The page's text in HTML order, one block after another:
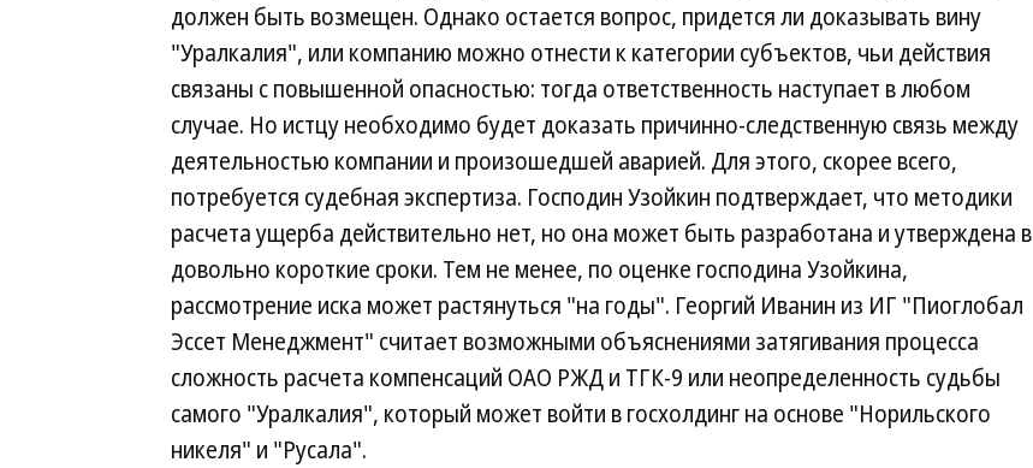
должен быть возмещен. Однако остается вопрос, придется ли доказывать вину
"Уралкалия", или компанию можно отнести к категории субъектов, чьи действия
связаны с повышенной опасностью: тогда ответственность наступает в любом
случае. Но истцу необходимо будет доказать причинно-следственную связь между
деятельностью компании и произошедшей аварией. Для этого, скорее всего,
потребуется судебная экспертиза. Господин Узойкин подтверждает, что методики
расчета ущерба действительно нет, но она может быть разработана и утверждена в
довольно короткие сроки. Тем не менее, по оценке господина Узойкина,
рассмотрение иска может растянуться "на годы". Георгий Иванин из ИГ "Пиоглобал
Эссет Менеджмент" считает возможными объяснениями затягивания процесса
сложность расчета компенсаций ОАО РЖД и ТГК-9 или неопределенность судьбы
самого "Уралкалия", который может войти в госхолдинг на основе "Норильского
никеля" и "Русала".